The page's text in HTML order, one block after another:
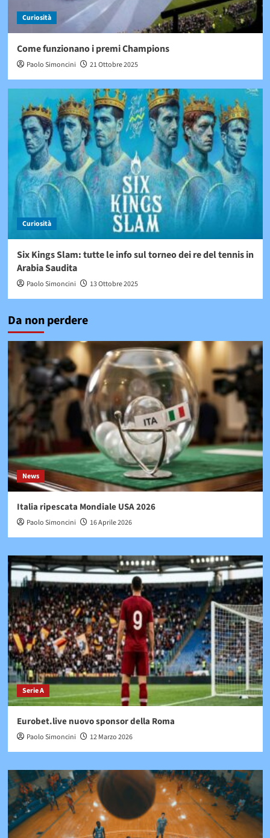
Curiosità
Come funzionano i premi Champions
Paolo Simoncini 21 Ottobre 2025
Curiosità
Six Kings Slam: tutte le info sul torneo dei re del tennis in
Arabia Saudita
Paolo Simoncini 13 Ottobre 2025
Da non perdere
News
Italia ripescata Mondiale USA 2026
Paolo Simoncini 16 Aprile 2026
Serie A
Eurobet.live nuovo sponsor della Roma
Paolo Simoncini 12 Marzo 2026